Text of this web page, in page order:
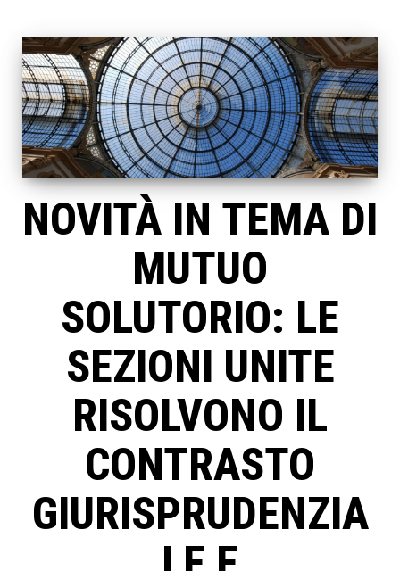
NOVITÀ IN TEMA DI
MUTUO
SOLUTORIO: LE
SEZIONI UNITE
RISOLVONO IL
CONTRASTO
GIURISPRUDENZIA